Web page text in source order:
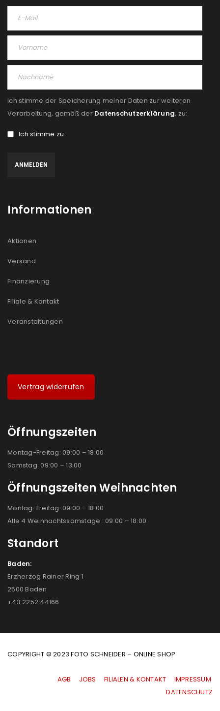
ANMELDEN
PASSWORT VERGESSEN?
REGISTRIEREN
E-Mail-Adresse*
deine E-Mail-Adresse gesendet.
Please select all the ways you would like to hear from
akzeptiere die
Ich stimme der Speicherung meiner Daten zur weiteren
Verarbeitung, gemäß der Datenschutzerklärung, zu:
Ich stimme zu
Informationen
Aktionen
Versand
Finanzierung
Filiale & Kontakt
Veranstaltungen
Vertrag widerrufen
Öffnungszeiten
Montag-Freitag: 09:00 – 18:00
Samstag: 09:00 – 13:00
Öffnungszeiten Weihnachten
Montag-Freitag: 09:00 – 18:00
Alle 4 Weihnachtssamstage : 09:00 – 18:00
Standort
Baden:
Erzherzog Rainer Ring 1
2500 Baden
+43 2252 44166
COPYRIGHT © 2023 FOTO SCHNEIDER – ONLINE SHOP
AGB JOBS FILIALEN & KONTAKT
IMPRESSUM
|DATENSCHUTZ